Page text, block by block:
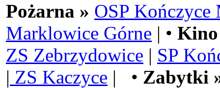
Pożarna » OSP Kończyce
Marklowice Górne | •
ZS Zebrzydowice | SP
| ZS Kaczyce | • Zabytki